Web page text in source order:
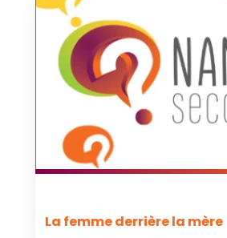
La femme derrière la mère